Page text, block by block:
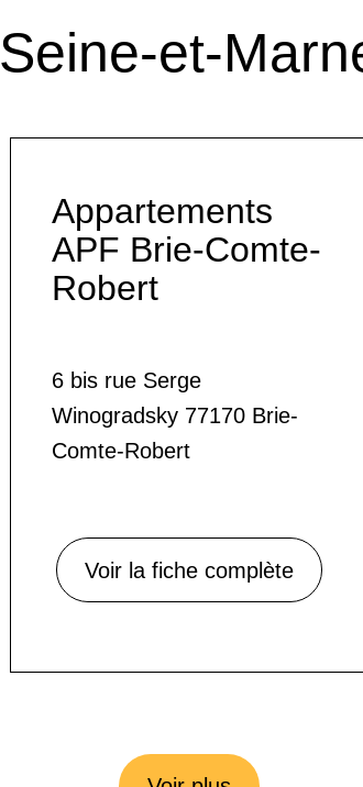
Seine-et-
Appartements
APF Brie-Comte-
Robert
6 bis rue Serge
Winogradsky 77170 Brie-
Comte-Robert
Voir la fiche complète